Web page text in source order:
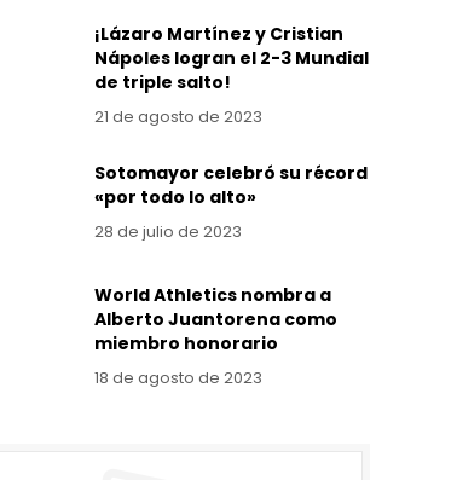
¡Lázaro Martínez y Cristian
Nápoles logran el 2-3 Mundial
de triple salto!
21 de agosto de 2023
Sotomayor celebró su récord
«por todo lo alto»
28 de julio de 2023
World Athletics nombra a
Alberto Juantorena como
miembro honorario
18 de agosto de 2023